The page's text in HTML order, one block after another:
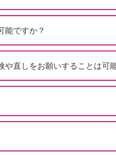
能ですか？
や直しをお願いすることは可